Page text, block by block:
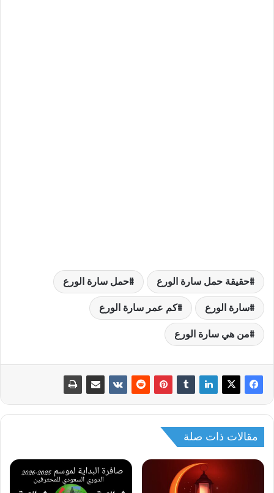
حقيقة حمل سارة الورع حمل سارة الورع
سارة الورع كم عمر سارة الورع
من هي سارة الورع
مقالات ذات صلة